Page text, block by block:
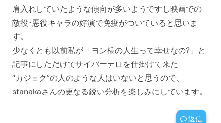
肩入れしていたような傾向が多いようですし映画での
敵役･悪役キャラの好演で免疫がついていると思いま
す。
少なくとも以前私が「ヨン様の人生って幸せなの?」と
記事にしただけでサイバーテロを仕掛けて来た
“カジョク”の人のような人はいないと思うので、
stanakaさんの更なる鋭い分析を楽しみにしています。
返信